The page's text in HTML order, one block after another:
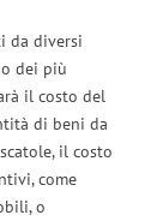
da diversi
dei più
il costo del
di beni da
il costo
come
o